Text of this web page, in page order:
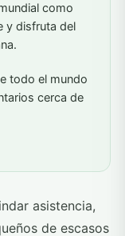
como
y disfruta del
todo el mundo
cerca de
asistencia,
de escasos